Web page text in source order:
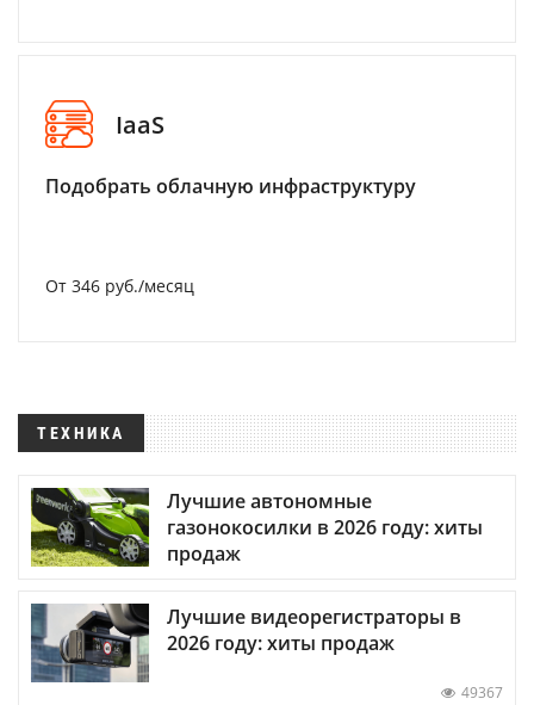
IaaS
Подобрать облачную инфраструктуру
От 346 руб./месяц
ТЕХНИКА
Лучшие автономные
газонокосилки в 2026 году: хиты
продаж
Лучшие видеорегистраторы в
2026 году: хиты продаж
49367